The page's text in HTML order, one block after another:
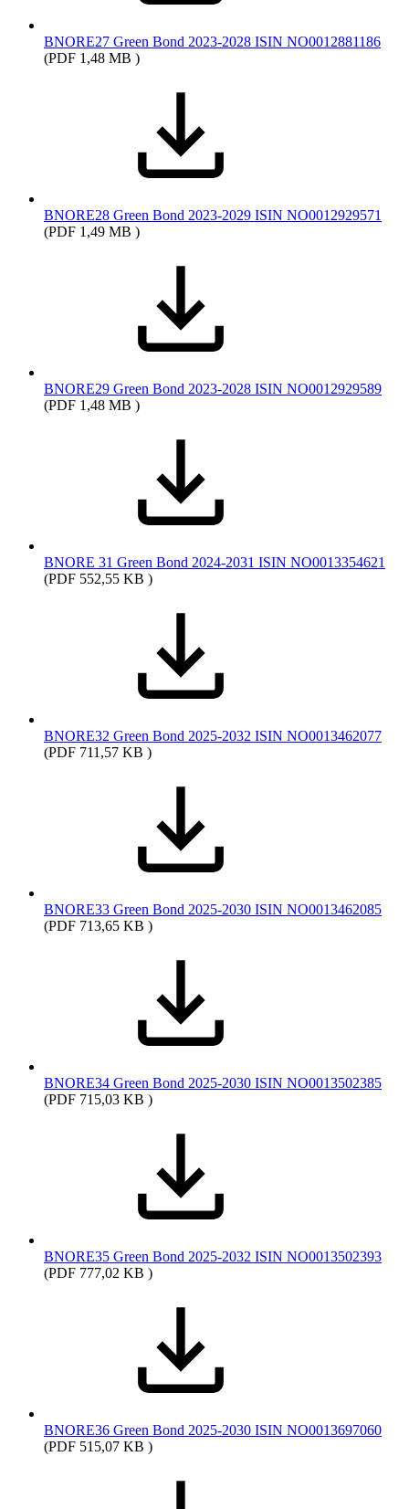
BNORE27 Green Bond 2023-2028 ISIN NO0012881186
(PDF 1,48 MB )
BNORE28 Green Bond 2023-2029 ISIN NO0012929571
(PDF 1,49 MB )
BNORE29 Green Bond 2023-2028 ISIN NO0012929589
(PDF 1,48 MB )
BNORE 31 Green Bond 2024-2031 ISIN NO0013354621
(PDF 552,55 KB )
BNORE32 Green Bond 2025-2032 ISIN NO0013462077
(PDF 711,57 KB )
BNORE33 Green Bond 2025-2030 ISIN NO0013462085
(PDF 713,65 KB )
BNORE34 Green Bond 2025-2030 ISIN NO0013502385
(PDF 715,03 KB )
BNORE35 Green Bond 2025-2032 ISIN NO0013502393
(PDF 777,02 KB )
BNORE36 Green Bond 2025-2030 ISIN NO0013697060
(PDF 515,07 KB )